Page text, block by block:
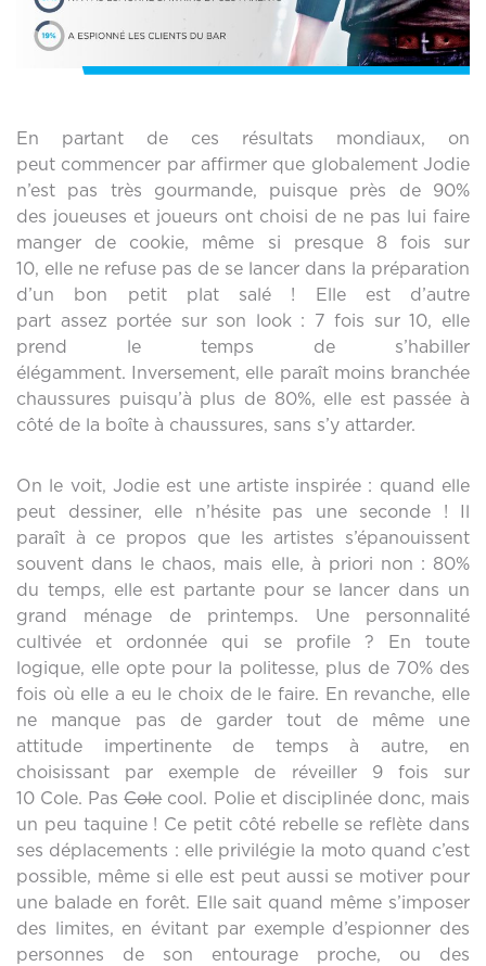
En partant de ces résultats mondiaux, on
peut commencer par affirmer que globalement Jodie
n’est pas très gourmande, puisque près de 90%
des joueuses et joueurs ont choisi de ne pas lui faire
manger de cookie, même si presque 8 fois sur
10, elle ne refuse pas de se lancer dans la préparation
d’un bon petit plat salé ! Elle est d’autre
part assez portée sur son look : 7 fois sur 10, elle
prend le temps de s’habiller
élégamment. Inversement, elle paraît moins branchée
chaussures puisqu’à plus de 80%, elle est passée à
côté de la boîte à chaussures, sans s’y attarder.
On le voit, Jodie est une artiste inspirée : quand elle
peut dessiner, elle n’hésite pas une seconde ! Il
paraît à ce propos que les artistes s’épanouissent
souvent dans le chaos, mais elle, à priori non : 80%
du temps, elle est partante pour se lancer dans un
grand ménage de printemps. Une personnalité
cultivée et ordonnée qui se profile ? En toute
logique, elle opte pour la politesse, plus de 70% des
fois où elle a eu le choix de le faire. En revanche, elle
ne manque pas de garder tout de même une
attitude impertinente de temps à autre, en
choisissant par exemple de réveiller 9 fois sur
10 Cole. PasColecool. Polie et disciplinée donc, mais
un peu taquine ! Ce petit côté rebelle se reflète dans
ses déplacements : elle privilégie la moto quand c’est
possible, même si elle est peut aussi se motiver pour
une balade en forêt. Elle sait quand même s’imposer
des limites, en évitant par exemple d’espionner des
personnes de son entourage proche, ou des